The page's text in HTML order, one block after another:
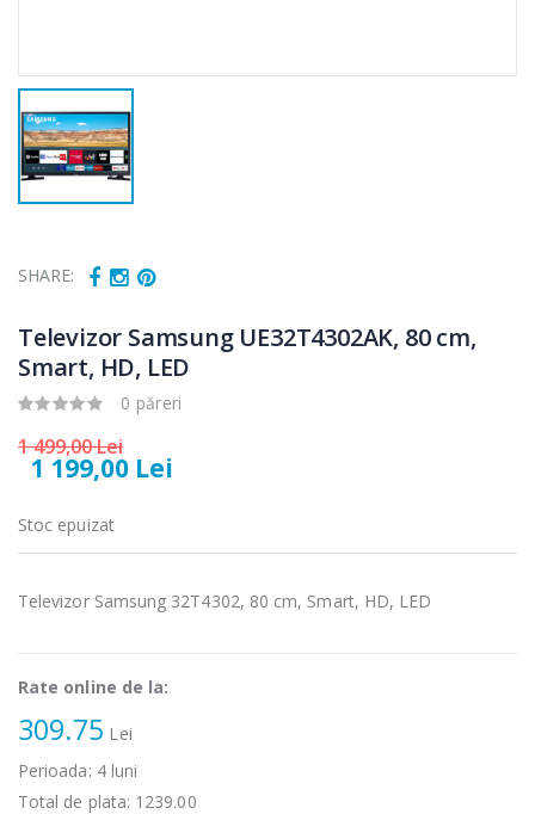
SHARE:
Televizor Samsung UE32T4302AK, 80 cm,
Smart, HD, LED
0 păreri
1 499,00 Lei
1 199,00 Lei
Stoc epuizat
Televizor Samsung 32T4302, 80 cm, Smart, HD, LED
Rate online de la:
309.75 Lei
Perioada: 4luni
Total de plata: 1239.00
Fierbator
electric cu filtru
...
89,00 Lei
Frigider cu doua
Masina de
frontala ...
1 199,00 Lei
Masina de tocat
NobeLTek ...